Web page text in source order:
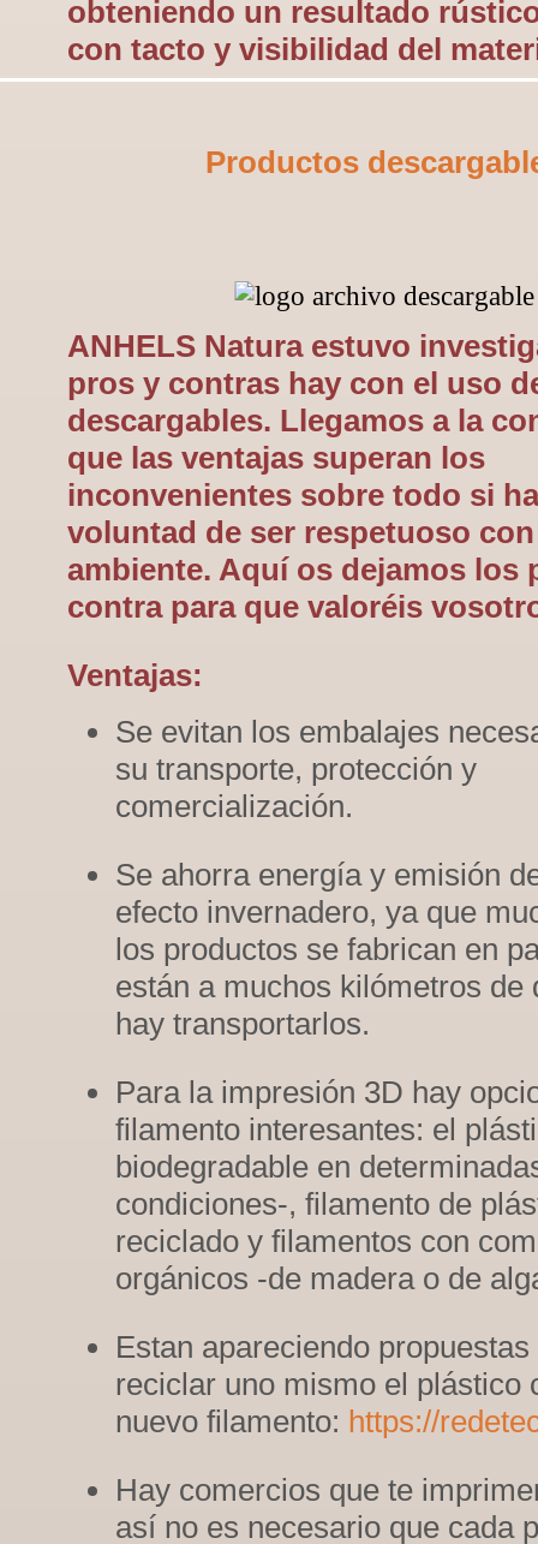
obteniendo un resultado
con tacto y visibilidad del
Productos
ANHELS Natura estuvo
pros y contras hay con el uso
descargables. Llegamos a la
que las ventajas superan los
inconvenientes sobre todo si
voluntad de ser respetuoso
ambiente. Aquí os dejamos los
contra para que valoréis
Ventajas:
Se evitan los embalajes
su transporte, protección y
comercialización.
Se ahorra energía y emisión
efecto invernadero, ya que
los productos se fabrican en
están a muchos kilómetros de
hay transportarlos.
Para la impresión 3D hay
filamento interesantes: el
biodegradable en
condiciones-, filamento de
reciclado y filamentos con
orgánicos -de madera o de
Estan apareciendo propuestas
reciclar uno mismo el plástico
nuevo filamento: https://
Hay comercios que te
así no es necesario que cada